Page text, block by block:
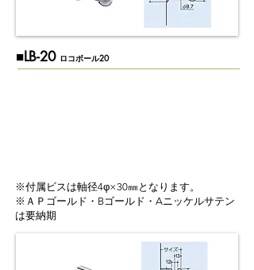
​■LB-20 ロコボール20
※付属ビスは軸径4φ×30㎜となります。
※ＡＰゴールド・Bゴールド・Aニッケルサテン
は要納期